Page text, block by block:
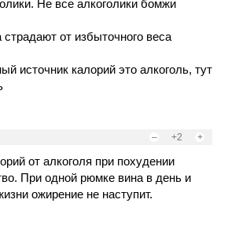
Не все алкоголики бомжи
страдают от избыточного веса
источник калорий это алкоголь, тут
– +2 +
от алкоголя при похудении
При одной рюмке вина в день и
ожирение не наступит.